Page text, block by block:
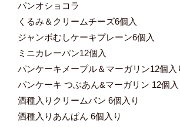
パンオショコラ
くるみ＆クリームチーズ6個入
ジャンボむしケーキプレーン6個入
ミニカレーパン12個入
パンケーキメープル＆マーガリン12個入
パンケーキ つぶあん&マーガリン 12個
酒種入りクリームパン 6個入り
酒種入りあんぱん 6個入り